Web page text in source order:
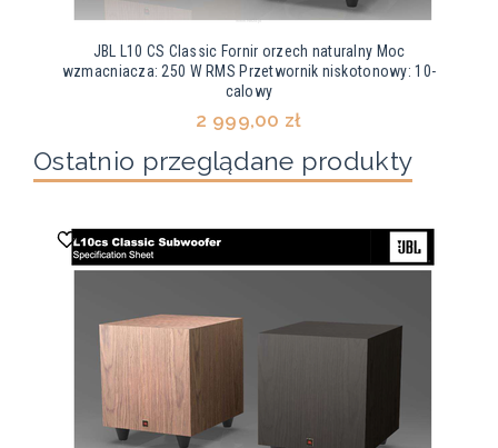
JBL L10 CS Classic Fornir orzech naturalny Moc
wzmacniacza: 250 W RMS Przetwornik niskotonowy: 10-
calowy
2 999,00 zł
Ostatnio przeglądane produkty